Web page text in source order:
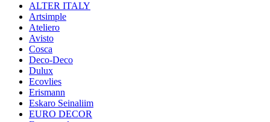
ALTER ITALY
Artsimple
Ateliero
Avisto
Cosca
Deco-Deco
Dulux
Ecovlies
Erismann
Eskaro Seinaliim
EURO DECOR